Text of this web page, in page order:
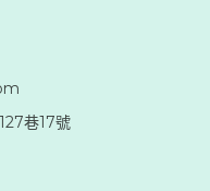
巷17號